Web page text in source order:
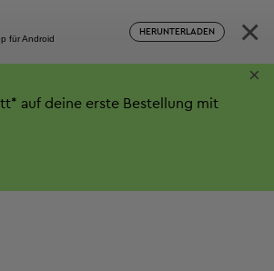
für Android
HERUNTERLADEN ×
auf deine erste Bestellung mit
×